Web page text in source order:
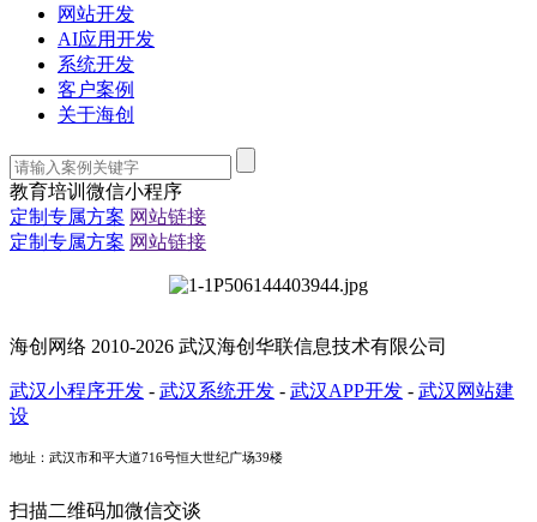
网站开发
AI应用开发
系统开发
客户案例
关于海创
教育培训微信小程序
定制专属方案 网站链接
定制专属方案 网站链接
海创网络 2010-2026 武汉海创华联信息技术有限公司
武汉小程序开发 - 武汉系统开发 - 武汉APP开发 - 武汉网站建
设
地址：武汉市和平大道716号恒大世纪广场39楼
扫描二维码加微信交谈